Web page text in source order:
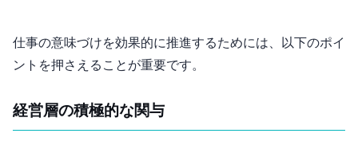
仕事の意味づけを効果的に推進するためには、以下のポイ
ントを押さえることが重要です。
経営層の積極的な関与